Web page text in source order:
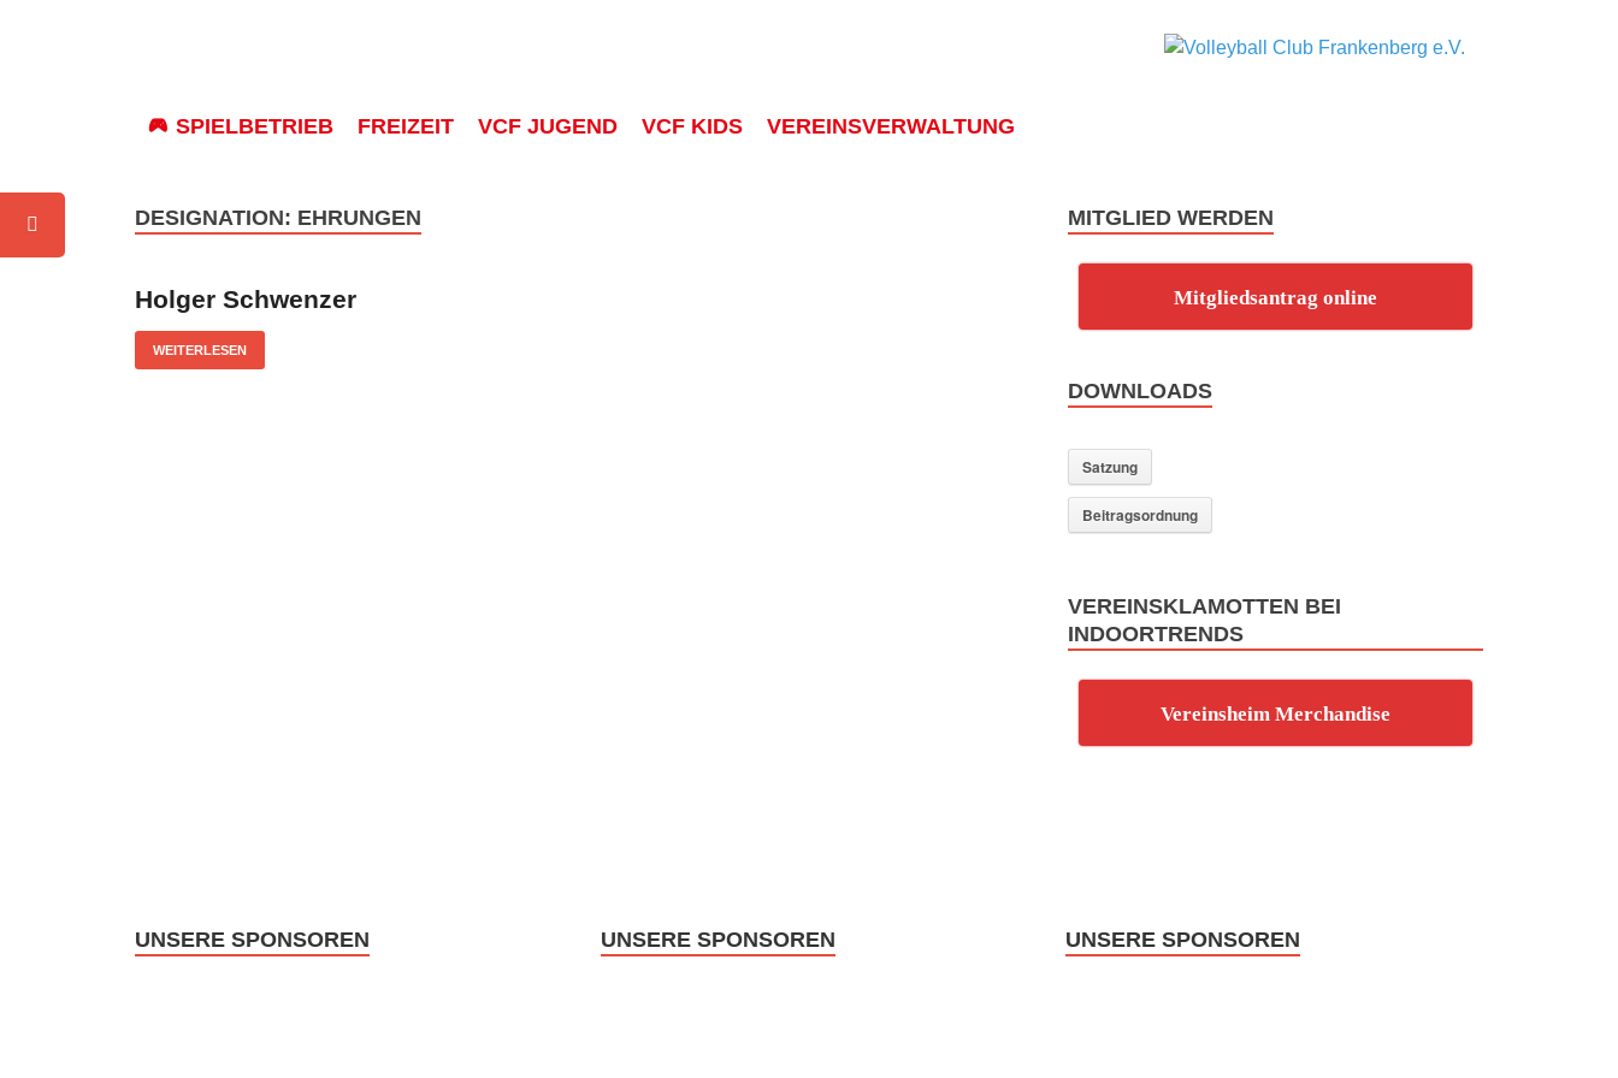
SPIELBETRIEB FREIZEIT VCF JUGEND VCF KIDS VEREINSVERWALTUNG
DESIGNATION: EHRUNGEN
Holger Schwenzer
WEITERLESEN
MITGLIED WERDEN
Mitgliedsantrag online
DOWNLOADS
Satzung
Beitragsordnung
VEREINSKLAMOTTEN BEI
INDOORTRENDS
Vereinsheim Merchandise
UNSERE SPONSOREN UNSERE SPONSOREN UNSERE SPONSOREN